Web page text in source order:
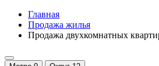
Главная
Продажа жилья
Продажа двухкомнатных